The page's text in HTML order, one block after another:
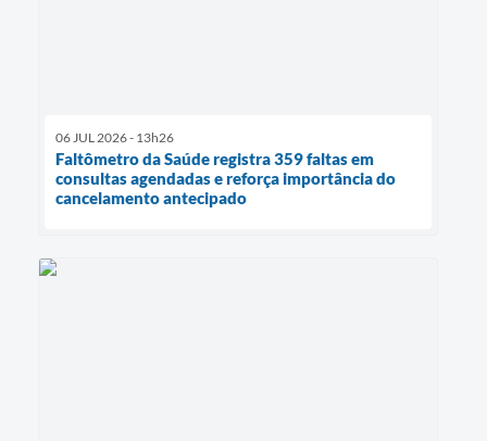
06 JUL 2026 - 13h26
Faltômetro da Saúde registra 359 faltas em
consultas agendadas e reforça importância do
cancelamento antecipado